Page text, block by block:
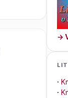
→
·
·